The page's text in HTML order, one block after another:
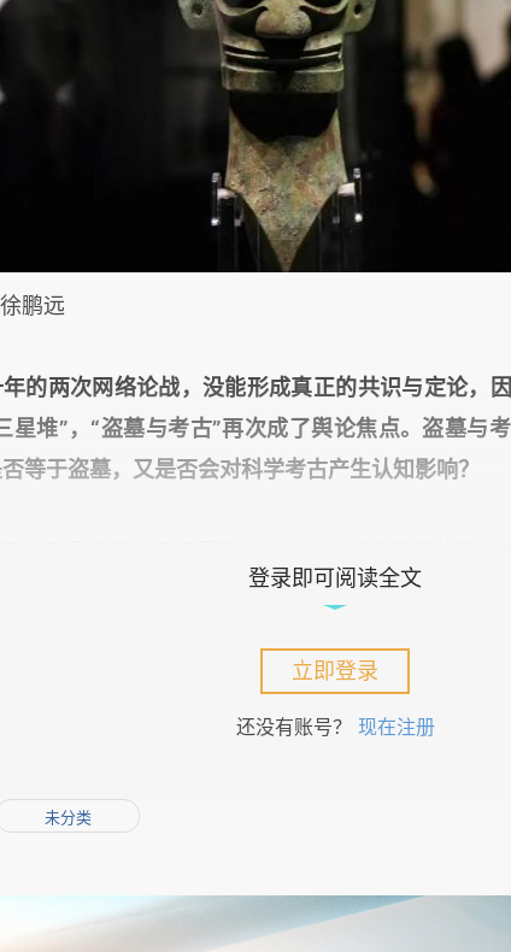
鹏远
的两次网络论战，没能形成真正的共识与定论，
星堆”，“盗墓与考古”再次成了舆论焦点。盗墓与
等于盗墓，又是否会对科学考古产生认知影响？
坑发现以后又一次大型的文物出土，所以备受关注
三叔，也引发了极大争议，话题#盗墓不等于考古#
紧接着推出相关评论。随后，《盗墓笔记》动画与
，从2006年前后以《鬼吹灯》和《盗墓笔记》为代
墓与考古”已发生过多次争论，其中以2012年由微
而引发的双方论战为剧。2012年的网络论战后，《
登录即可阅读全文
立即登录
还没有账号？ 现在注册
未分类